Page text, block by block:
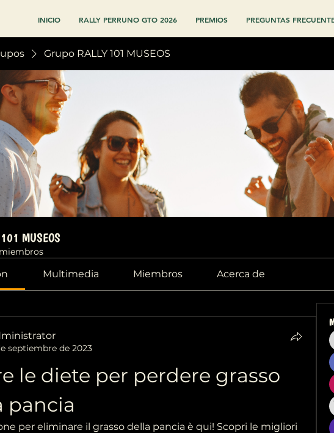
INICIO RALLY PERRUNO GTO 2026 PREMIOS PREGUNTAS
Grupo RALLY 101 MUSEOS
MUSEOS
Multimedia Miembros Acerca de
septiembre de 2023
le diete per perdere grasso
pancia
per eliminare il grasso della pancia è qui! Scopri le migliori